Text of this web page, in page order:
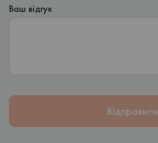
Ваш відгук
Відправити